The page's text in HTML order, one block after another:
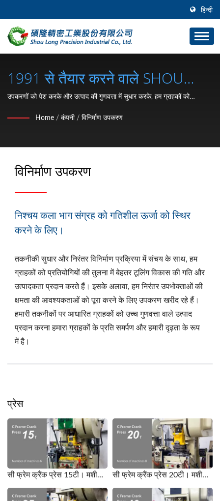
हिन्दी
1991 से तैयार करने वाले SHOU
LONG के निर्माण उपकरण / कार और
मोटरसाइकिल हार्डवेयर पार्ट्स (सी टाइप
उपकरणों को पेश करके और उत्पाद की गुणवत्ता में सुधार करके, हम ग्राहकों को
Home / कंपनी / विनिर्माण उपकरण
विनिर्माण उपकरण
निश्चय कला भाग संग्रह को गतिशील ऊर्जा को स्थिर
करने के लिए।
तकनीकी सुधार और निरंतर विनिर्माण प्रक्रिया में संचय के साथ, हम
ग्राहकों को प्रतियोगियों की तुलना में बेहतर टूलिंग विकास की गति और
उत्पादकता प्रदान करते हैं। इसके अलावा, हम निरंतर उपभोक्ताओं की
क्षमता की आवश्यकताओं को पूरा करने के लिए उपकरण खरीद रहे हैं।
हमारी तकनीकों पर आधारित ग्राहकों को उच्च गुणवत्ता वाले उत्पाद
प्रदान करना हमारा ग्राहकों के प्रति समर्पण और हमारी दृढ़ता के रूप
में है।
प्रेस
सी फ्रेम क्रैंक प्रेस 15टी। मशीनों की संख्या 6। सी फ्रेम क्रैंक प्रेस 20टी। मशीनों की संख्या 8।